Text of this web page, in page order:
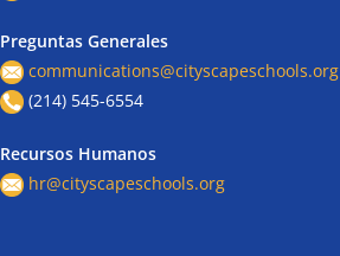
Preguntas Generales
communications@cityscapeschools.org
(214) 545-6554
Recursos Humanos
hr@cityscapeschools.org